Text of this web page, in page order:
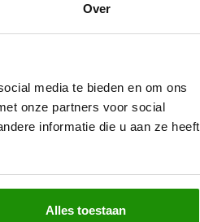
Over
media te bieden en om ons
onze partners voor social
informatie die u aan ze heeft
Alles toestaan